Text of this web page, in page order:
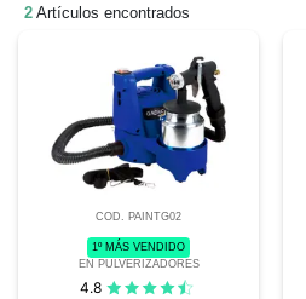
2 Artículos encontrados
COD. PAINTG02
1º MÁS VENDIDO
EN PULVERIZADORES
4.8